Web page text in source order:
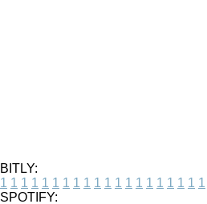
BITLY:
1 1 1 1 1 1 1 1 1 1 1 1 1 1 1 1 1 1 1 1
SPOTIFY: